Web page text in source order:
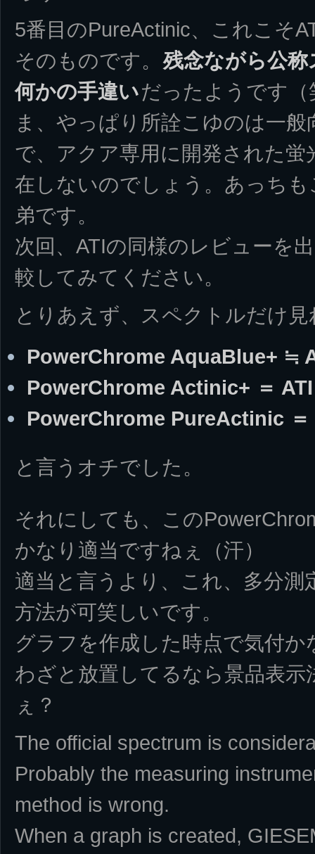
5番目のPureActinic、これこそ
そのものです。 残念ながら公
何かの手違いだったようです（
ま、やっぱり所詮こゆのは一
で、アクア専用に開発された
在しないのでしょう。あっち
弟です。
次回、ATIの同様のレビューを
較してみてください。
とりあえず、スペクトルだけ見
PowerChrome AquaBlue+ ≒
PowerChrome Actinic+ ＝
PowerChrome PureActinic
と言うオチでした。
それにしても、この
かなり適当ですねぇ（汗）
適当と言うより、これ、多分測
方法が可笑しいです。
グラフを作成した時点で気付
わざと放置してるなら景品表
ぇ？
The official spectrum is
Probably the measuring
method is wrong.
When a graph is created,